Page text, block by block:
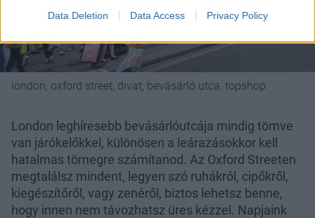
Data Deletion Data Access Privacy Policy
london, oxford street, divat, bevásárló utca, topshop
London leghíresebb bevásárlóutcája mindig tömve
van járókelőkkel, különösen a leárazásokkor kell
hatalmas tömegre számítanod. Az Oxford Streeten
megtalálsz mindent, legyen szó ruhákról, cipőkről,
kiegészítőről, vagy zenéről, biztos lehetsz benne,
hogy innen nem távozhatsz üres kézzel. Napjaink